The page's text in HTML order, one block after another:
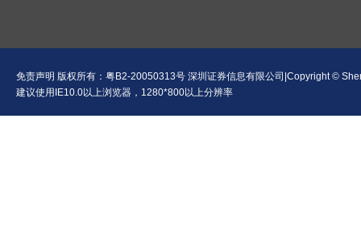
免责声明 版权所有： 粤B2-20050313号 深圳证券信息有限公司|Copyright ©
建议使用IE10.0以上浏览器，1280*800以上分辨率